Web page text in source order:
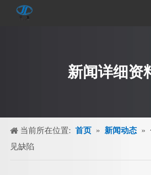
新闻详细资
当前所在位置: 首页 » 新闻动态 »
见缺陷